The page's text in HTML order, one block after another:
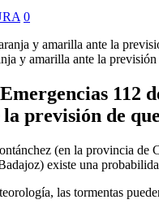
0
y amarilla ante la
112
previsión de
(en la provincia de
existe una
las tormentas